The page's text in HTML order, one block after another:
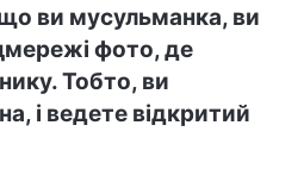
ви мусульманка, ви
фото, де
Тобто, ви
і ведете відкритий